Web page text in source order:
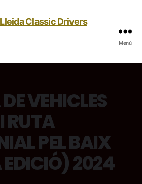
Menú
VEHICLES
RUTA
PEL BAIX
EDICIÓ) 2024